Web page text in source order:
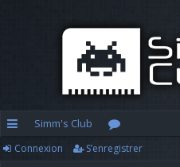
cc
Simm's Club
or
Connexion S’enregistrer